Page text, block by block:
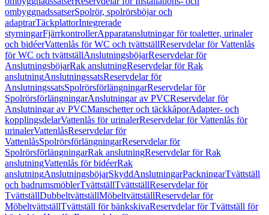
ombyggnadssatserSpolrör, spolrörsböjar och
adaptrarTäckplattorIntegrerade
styrningarFjärrkontrollerApparatanslutningar för toaletter, urinaler
och bidéerVattenlås för WC och tvättställReservdelar för Vattenlås
för WC och tvättställAnslutningsböjarReservdelar för
AnslutningsböjarRak anslutningReservdelar för Rak
anslutningAnslutningssatsReservdelar för
AnslutningssatsSpolrörsförlängningarReservdelar för
SpolrörsförlängningarAnslutningar av PVCReservdelar för
Anslutningar av PVCManschetter och täckkåporAdapter- och
kopplingsdelarVattenlås för urinalerReservdelar för Vattenlås för
urinalerVattenlåsReservdelar för
VattenlåsSpolrörsförlängningarReservdelar för
SpolrörsförlängningarRak anslutningReservdelar för Rak
anslutningVattenlås för bidéerRak
anslutningAnslutningsböjarSkyddAnslutningarPackningarTvättställ
och badrumsmöblerTvättställTvättställReservdelar för
TvättställDubbeltvättställMöbeltvättställReservdelar för
MöbeltvättställTvättställ för bänkskivaReservdelar för Tvättställ för